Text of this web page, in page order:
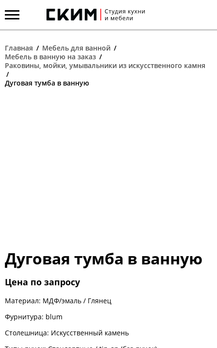
+7 (495) 665-25-21
Вызвать замерщика мебели
Главная / Мебель для ванной /
Мебель в ванную на заказ /
Раковины, мойки, умывальники из искусственного камня
/
Дуговая тумба в ванную
Дуговая тумба в ванную
Цена по запросу
Материал: МДФ/эмаль / Глянец
Фурнитура: blum
Столешница: Искусственный камень